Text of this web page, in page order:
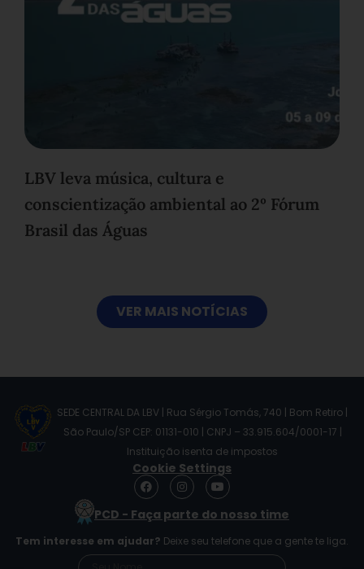
LBV leva música, cultura e
conscientização ambiental ao 2º Fórum
Brasil das Águas
VER MAIS NOTÍCIAS
SEDE CENTRAL DA LBV | Rua Sérgio Tomás, 740 | Bom Retiro |
São Paulo/SP CEP: 01131-010 | CNPJ – 33.915.604/0001-17 |
Instituição isenta de impostos
Cookie Settings
F
a
e
o
o
I
n
s
t
g
r
Y
o
t
b
e
PCD - Faça parte do nosso time
Tem interesse em ajudar? Deixe seu telefone que a gente te liga.